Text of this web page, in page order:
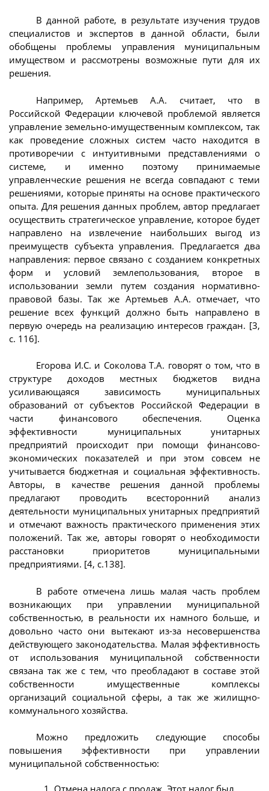
В данной работе, в результате изучения трудов
специалистов и экспертов в данной области, были
обобщены проблемы управления муниципальным
имуществом и рассмотрены возможные пути для их
решения.
Например, Артемьев А.А. считает, что в
Российской Федерации ключевой проблемой является
управление земельно-имущественным комплексом, так
как проведение сложных систем часто находится в
противоречии с интуитивными представлениями о
системе, и именно поэтому принимаемые
управленческие решения не всегда совпадают с теми
решениями, которые приняты на основе практического
опыта. Для решения данных проблем, автор предлагает
осуществить стратегическое управление, которое будет
направлено на извлечение наибольших выгод из
преимуществ субъекта управления. Предлагается два
направления: первое связано с созданием конкретных
форм и условий землепользования, второе в
использовании земли путем создания нормативно-
правовой базы. Так же Артемьев А.А. отмечает, что
решение всех функций должно быть направлено в
первую очередь на реализацию интересов граждан. [3,
с. 116].
Егорова И.С. и Соколова Т.А. говорят о том, что в
структуре доходов местных бюджетов видна
усиливающаяся зависимость муниципальных
образований от субъектов Российской Федерации в
части финансового обеспечения. Оценка
эффективности муниципальных унитарных
предприятий происходит при помощи финансово-
экономических показателей и при этом совсем не
учитывается бюджетная и социальная эффективность.
Авторы, в качестве решения данной проблемы
предлагают проводить всесторонний анализ
деятельности муниципальных унитарных предприятий
и отмечают важность практического применения этих
положений. Так же, авторы говорят о необходимости
расстановки приоритетов муниципальными
предприятиями. [4, с.138].
В работе отмечена лишь малая часть проблем
возникающих при управлении муниципальной
собственностью, в реальности их намного больше, и
довольно часто они вытекают из-за несовершенства
действующего законодательства. Малая эффективность
от использования муниципальной собственности
связана так же с тем, что преобладают в составе этой
собственности имущественные комплексы
организаций социальной сферы, а так же жилищно-
коммунального хозяйства.
Можно предложить следующие способы
повышения эффективности при управлении
муниципальной собственностью:
Отмена налога с продаж. Этот налог был